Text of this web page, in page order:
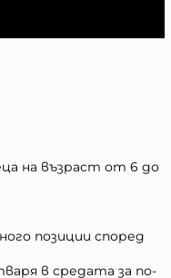
на възраст от 6 до
позиции според
в средата за по-